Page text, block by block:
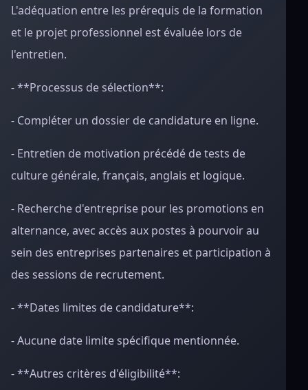
L'adéquation entre les prérequis de la formation
et le projet professionnel est évaluée lors de
l'entretien.
- **Processus de sélection**:
- Compléter un dossier de candidature en ligne.
- Entretien de motivation précédé de tests de
culture générale, français, anglais et logique.
- Recherche d'entreprise pour les promotions en
alternance, avec accès aux postes à pourvoir au
sein des entreprises partenaires et participation à
des sessions de recrutement.
- **Dates limites de candidature**:
- Aucune date limite spécifique mentionnée.
- **Autres critères d'éligibilité**: